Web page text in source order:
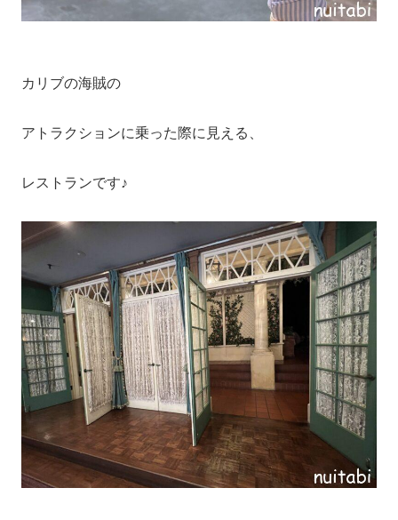
カリブの海賊の
アトラクションに乗った際に見える、
レストランです♪